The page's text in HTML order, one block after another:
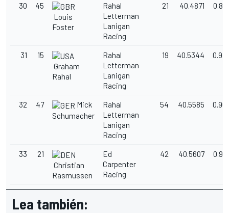
30
45
Louis
Foster
Rahal
Letterman
Lanigan
Racing
21 40.4871
31
15
Graham
Rahal
Rahal
Letterman
Lanigan
Racing
19 40.5344
32 47
Mick
Schumacher
Rahal
Letterman
Lanigan
Racing
54 40.5585
33
21
Christian
Rasmussen
Ed
Carpenter
Racing
42 40.5607
Lea también: